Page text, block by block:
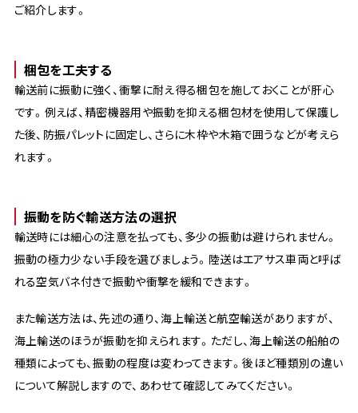
ご紹介します。
梱包を工夫する
輸送前に振動に強く、衝撃に耐え得る梱包を施しておくことが肝心
です。例えば、精密機器用や振動を抑える梱包材を使用して保護し
た後、防振パレットに固定し、さらに木枠や木箱で囲うなどが考えら
れます。
振動を防ぐ輸送方法の選択
輸送時には細心の注意を払っても、多少の振動は避けられません。
振動の極力少ない手段を選びましょう。陸送はエアサス車両と呼ば
れる空気バネ付きで振動や衝撃を緩和できます。
また輸送方法は、先述の通り、海上輸送と航空輸送がありますが、
海上輸送のほうが振動を抑えられます。ただし、海上輸送の船舶の
種類によっても、振動の程度は変わってきます。後ほど種類別の違い
について解説しますので、あわせて確認してみてください。